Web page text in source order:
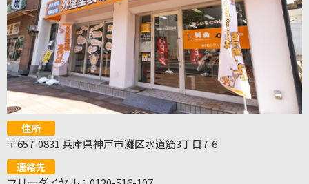
住所
〒657-0831 兵庫県神戸市灘区水道筋3丁目7-6
連絡先